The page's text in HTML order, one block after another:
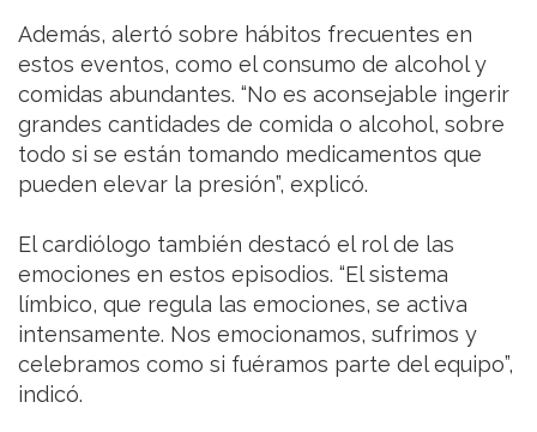
Además, alertó sobre hábitos frecuentes en
estos eventos, como el consumo de alcohol y
comidas abundantes. “No es aconsejable ingerir
grandes cantidades de comida o alcohol, sobre
todo si se están tomando medicamentos que
pueden elevar la presión”, explicó.
El cardiólogo también destacó el rol de las
emociones en estos episodios. “El sistema
límbico, que regula las emociones, se activa
intensamente. Nos emocionamos, sufrimos y
celebramos como si fuéramos parte del equipo”,
indicó.